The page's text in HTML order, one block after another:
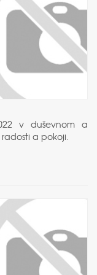
v duševnom a
a pokoji.